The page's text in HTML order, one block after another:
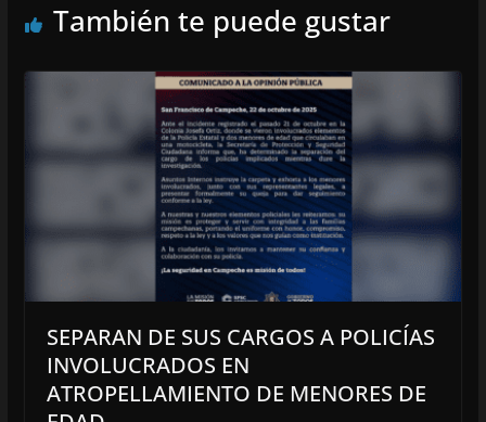
También te puede gustar
SEPARAN DE SUS CARGOS A POLICÍAS
INVOLUCRADOS EN
ATROPELLAMIENTO DE MENORES DE